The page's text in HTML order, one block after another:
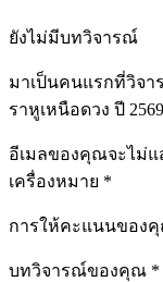
ยังไม่มีบทวิจารณ์
มาเป็นคนแรกที่วิจ
ราหูเหนือดวง ปี
อีเมลของคุณจะไม่
เครื่องหมาย *
การให้คะแนนของ
บทวิจารณ์ของคุณ *